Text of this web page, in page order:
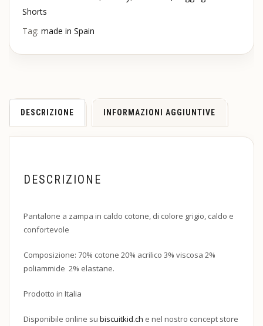
Shorts
Tag: made in Spain
DESCRIZIONE INFORMAZIONI AGGIUNTIVE
DESCRIZIONE
Pantalone a zampa in caldo cotone, di colore grigio, caldo e
confortevole
Composizione: 70% cotone 20% acrilico 3% viscosa 2%
poliammide 2% elastane.
Prodotto in Italia
Disponibile online su biscuitkid.ch e nel nostro concept store